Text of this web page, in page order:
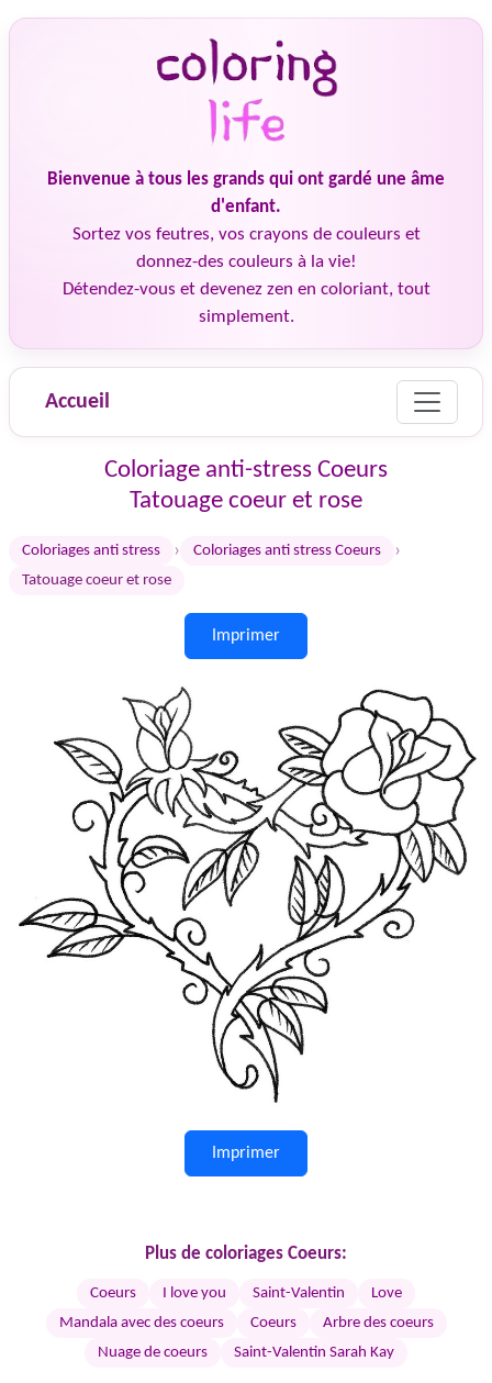
Bienvenue à tous les grands qui ont gardé une âme
d'enfant.
Sortez vos feutres, vos crayons de couleurs et
donnez-des couleurs à la vie!
Détendez-vous et devenez zen en coloriant, tout
simplement.
Accueil
Coloriage anti-stress Coeurs
Tatouage coeur et rose
Coloriages anti stress › Coloriages anti stress Coeurs ›
Tatouage coeur et rose
Imprimer
Imprimer
Plus de coloriages Coeurs:
Coeurs I love you Saint-Valentin
Love
Mandala avec des coeurs
Coeurs
Arbre des coeurs
Nuage de coeurs
Saint-Valentin Sarah Kay